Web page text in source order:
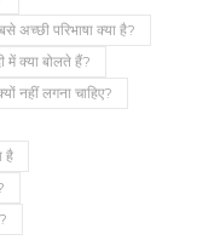
अच्छी परिभाषा क्या है?
में क्या बोलते हैं?
नहीं लगना चाहिए?
है